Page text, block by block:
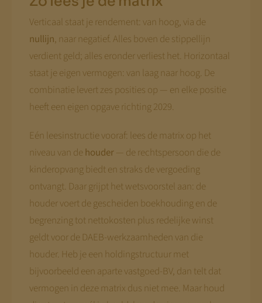
Verticaal staat je rendement: van hoog, via de
nullijn, naar negatief. Alles boven de stippellijn
verdient geld; alles eronder verliest het. Horizontaal
staat je eigen vermogen: van laag naar hoog. De
combinatie levert zes posities op — en elke positie
heeft een eigen opgave richting 2029.
Eén leesinstructie vooraf: lees de matrix op het
niveau van dehouder— de rechtspersoon die de
kinderopvang biedt en straks de vergoeding
ontvangt. Daar grijpt het wetsvoorstel aan: de
houder voert de gescheiden boekhouding en de
begrenzing tot nettokosten plus redelijke winst
geldt voor de DAEB-werkzaamheden van die
houder. Heb je een holdingstructuur met
bijvoorbeeld een aparte vastgoed-BV, dan telt dat
vermogen in deze matrix dus niet mee. Maar houd